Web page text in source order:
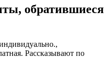
обратившиеся
Рассказывают по